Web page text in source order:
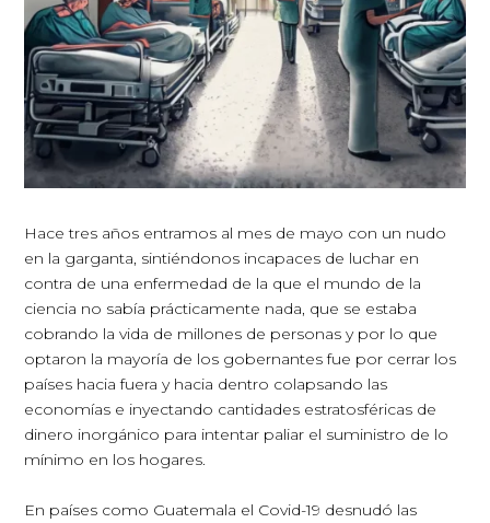
Hace tres años entramos al mes de mayo con un nudo
en la garganta, sintiéndonos incapaces de luchar en
contra de una enfermedad de la que el mundo de la
ciencia no sabía prácticamente nada, que se estaba
cobrando la vida de millones de personas y por lo que
optaron la mayoría de los gobernantes fue por cerrar los
países hacia fuera y hacia dentro colapsando las
economías e inyectando cantidades estratosféricas de
dinero inorgánico para intentar paliar el suministro de lo
mínimo en los hogares.
En países como Guatemala el Covid-19 desnudó las